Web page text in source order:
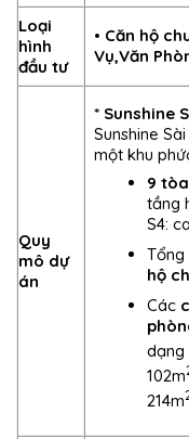
Loại
hình
đầu tư
• Căn hộ
Vụ,Văn
Quy
mô dự
án
* Sunshine
Sunshine
một khu
9 tòa
tầng
S4:
Tổng
hộ
Các
dạng
102m
214m